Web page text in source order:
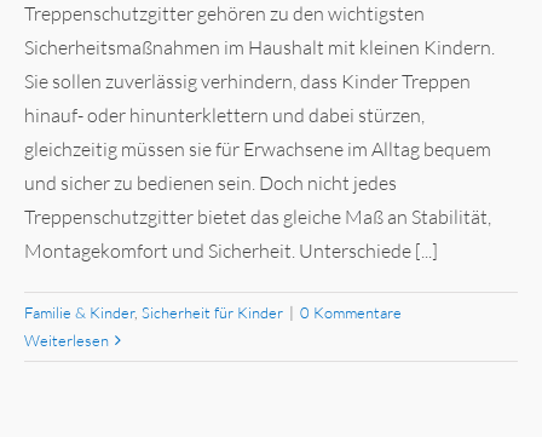
Treppenschutzgitter gehören zu den wichtigsten
Sicherheitsmaßnahmen im Haushalt mit kleinen Kindern.
Sie sollen zuverlässig verhindern, dass Kinder Treppen
hinauf- oder hinunterklettern und dabei stürzen,
gleichzeitig müssen sie für Erwachsene im Alltag bequem
und sicher zu bedienen sein. Doch nicht jedes
Treppenschutzgitter bietet das gleiche Maß an Stabilität,
Montagekomfort und Sicherheit. Unterschiede [...]
Familie & Kinder, Sicherheit für Kinder | 0 Kommentare
Weiterlesen